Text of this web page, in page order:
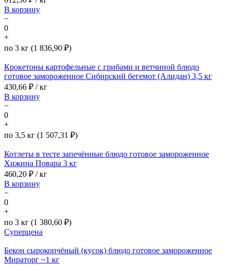
В корзину
−
0
+
по 3 кг (1 836,90 ₽)
Крокетоны картофельные с грибами и ветчиной блюдо
готовое замороженное Сибирский бегемот (Алидан) 3,5 кг
430,66 ₽ / кг
В корзину
−
0
+
по 3,5 кг (1 507,31 ₽)
Котлеты в тесте запечённые блюдо готовое замороженное
Хижина Повара 3 кг
460,20 ₽ / кг
В корзину
−
0
+
по 3 кг (1 380,60 ₽)
Суперцена
Бекон сырокопчёный (кусок) блюдо готовое замороженное
Мираторг ~1 кг